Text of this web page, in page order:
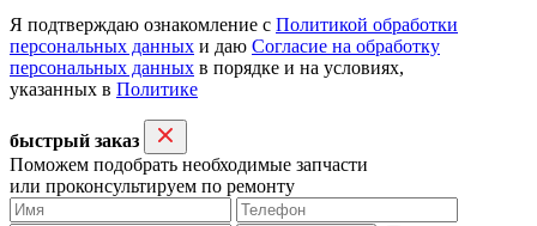
Я подтверждаю ознакомление с Политикой обработки
персональных данных и даю Согласие на обработку
персональных данных в порядке и на условиях,
указанных в Политике
быстрый заказ
Поможем подобрать необходимые запчасти
или проконсультируем по ремонту